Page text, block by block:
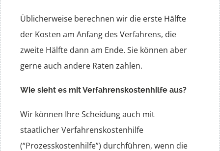
Üblicherweise berechnen wir die erste Hälfte
der Kosten am Anfang des Verfahrens, die
zweite Hälfte dann am Ende. Sie können aber
gerne auch andere Raten zahlen.
Wie sieht es mit Verfahrenskostenhilfe aus?
Wir können Ihre Scheidung auch mit
staatlicher Verfahrenskostenhilfe
(“Prozesskostenhilfe”) durchführen, wenn die